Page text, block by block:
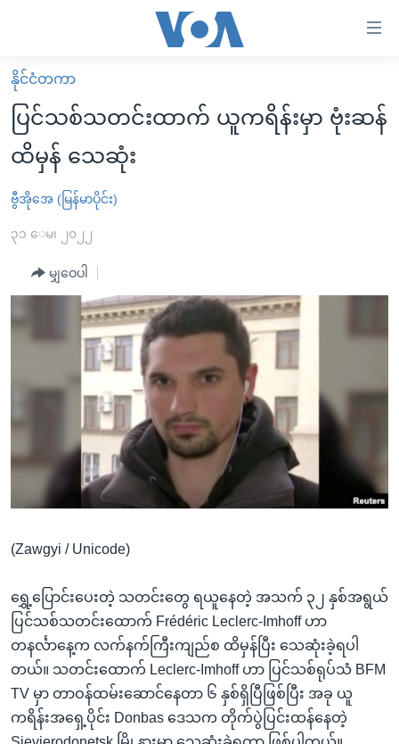
လွယ်ကူ
စေ
သည့်
များ
ပင်မ
ညွန်း
စာမျက်နှာ
ကျော်
ရန်
ရန်
နေရာ
သို့
ကျော်
ရန်
မူလစာမျက်နှာ
မြန်မာ
ကမ္ဘာ့သတင်းများ
နိုင်ငံတကာ
အစ္စရေး-ပါလက်စတိုင်း
ဗွီဒီယို
အင်္ဂလိပ်စာလေ့လာမယ်
အမေရိကန်သုံးအီဒီယံ
မကြေးမုံရဲ့ အင်္ဂလိပ်စာ
ရုပ်ရှင်ထဲက အင်္ဂလိပ်စာ
သုတပဒေသာ အင်္ဂလိပ်စာ
အပတ်စဉ်ကဏ္ဍများ
ရေဒီယိုနှင့်ရုပ်သံ အချက်အလက်များ
ရေဒီယို/တီဗွီအစီအစဉ်
Learning English
ဗွီအိုအေ လူမှုကွန်ယက်များ
နိုင်ငံတကာ
ပြင်သစ်သတင်းထာက် ယူကရိန်းမှာ ဗုံးဆန်
ထိမှန် သေဆုံး
ဗွီအိုအေ (မြန်မာပိုင်း)
၃၁ ေမ၊ ၂၀၂၂
မျှဝေပါ
(Zawgyi / Unicode)
ရွှေ့ပြောင်းပေးတဲ့ သတင်းတွေ ရယူနေတဲ့ အသက် ၃၂ နှစ်အရွယ်
ပြင်သစ်သတင်းထောက် Frédéric Leclerc-Imhoff ဟာ
တနင်္လာနေ့က လက်နက်ကြီးကျည်စ ထိမှန်ပြီး သေဆုံးခဲ့ရပါ
တယ်။ သတင်းထောက် Leclerc-Imhoff ဟာ ပြင်သစ်ရုပ်သံ BFM
TV မှာ တာဝန်ထမ်းဆောင်နေတာ ၆ နှစ်ရှိပြီဖြစ်ပြီး အခု ယူ
ကရိန်းအရှေ့ပိုင်း Donbas ဒေသက တိုက်ပွဲပြင်းထန်နေတဲ့